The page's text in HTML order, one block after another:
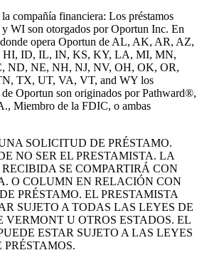
compañía financiera: Los préstamos
WI son otorgados por Oportun Inc. En
opera Oportun de AL, AK, AR, AZ,
HI, ID, IL, IN, KS, KY, LA, MI, MN,
ND, NE, NH, NJ, NV, OH, OK, OR,
TX, UT, VA, VT, and WY los
de Oportun son originados por Pathward®,
Miembro de la FDIC, o ambas
SOLICITUD DE PRÉSTAMO.
NO SER EL PRESTAMISTA. LA
SE COMPARTIRÁ CON
O COLUMN EN RELACIÓN CON
PRÉSTAMO. EL PRESTAMISTA
SUJETO A TODAS LAS LEYES DE
VERMONT U OTROS ESTADOS. EL
ESTAR SUJETO A LAS LEYES